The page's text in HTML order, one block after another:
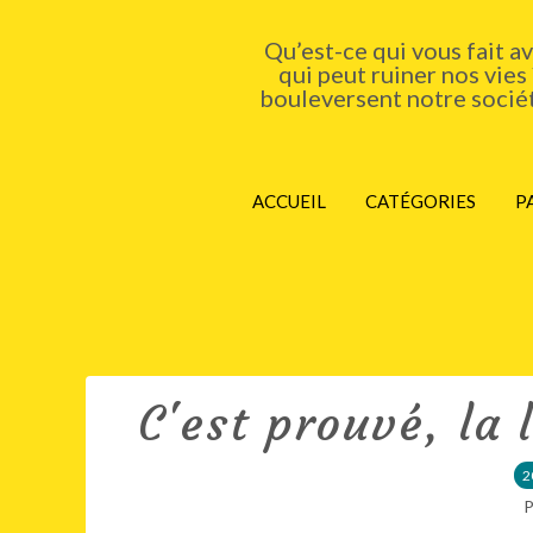
Qu’est-ce qui vous fait
qui peut ruiner nos vies
bouleversent notre
ACCUEIL CATÉGORIES
C'est prouvé, la